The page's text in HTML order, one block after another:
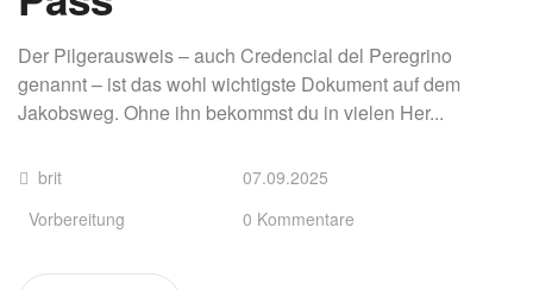
Der Pilgerausweis – auch Credencial del Peregrino
genannt – ist das wohl wichtigste Dokument auf dem
Jakobsweg. Ohne ihn bekommst du in vielen Her...
brit
Vorbereitung
07.09.2025
0 Kommentare